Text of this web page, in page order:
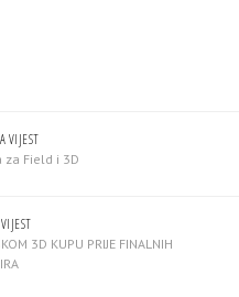
VIJEST
za Field i 3D
3D KUPU PRIJE FINALNIH